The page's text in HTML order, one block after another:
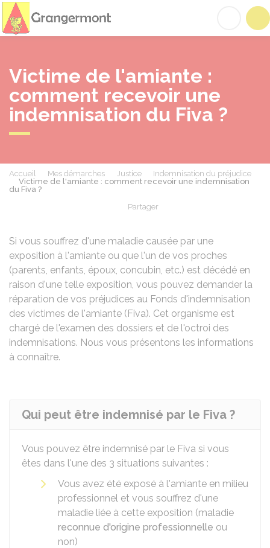
Victime de l'amiante :
comment recevoir une
indemnisation du Fiva ?
Accueil Mes démarches Justice
Indemnisation du préjudice
Victime de l'amiante : comment recevoir une indemnisation
du Fiva ?
Partager
Si vous souffrez d'une maladie causée par une
exposition à l'amiante ou que l'un de vos proches
(parents, enfants, époux, concubin, etc.) est décédé en
raison d'une telle exposition, vous pouvez demander la
réparation de vos préjudices au Fonds d'indemnisation
des victimes de l'amiante (Fiva). Cet organisme est
chargé de l'examen des dossiers et de l'octroi des
indemnisations. Nous vous présentons les informations
à connaître.
Qui peut être indemnisé par le Fiva ?
Vous pouvez être indemnisé par le Fiva si vous
êtes dans l'une des 3 situations suivantes :
Vous avez été exposé à l'amiante en milieu
professionnel et vous souffrez d'une
maladie liée à cette exposition (maladie
reconnue d'origine professionnelle ou
non)